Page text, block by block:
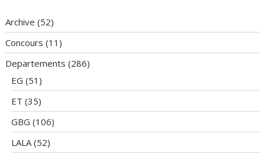
Archive (52)
Concours (11)
Departements (286)
EG (51)
ET (35)
GBG (106)
LALA (52)